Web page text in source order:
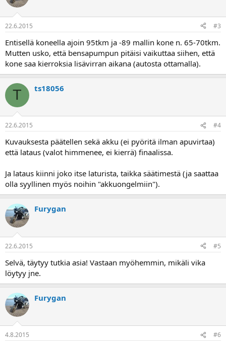
22.6.2015 #3
Entisellä koneella ajoin 95tkm ja -89 mallin kone n. 65-70tkm.
Mutten usko, että bensapumpun pitäisi vaikuttaa siihen, että
kone saa kierroksia lisävirran aikana (autosta ottamalla).
T ts18056
22.6.2015 #4
Kuvauksesta päätellen sekä akku (ei pyöritä ilman apuvirtaa)
että lataus (valot himmenee, ei kierrä) finaalissa.
Ja lataus kiinni joko itse laturista, taikka säätimestä (ja saattaa
olla syyllinen myös noihin "akkuongelmiin").
Furygan
22.6.2015 #5
Selvä, täytyy tutkia asia! Vastaan myöhemmin, mikäli vika
löytyy jne.
Furygan
4.8.2015 #6